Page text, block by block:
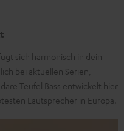
sich harmonisch in dein
bei aktuellen Serien,
Teufel Bass entwickelt hier
Lautsprecher in Europa.